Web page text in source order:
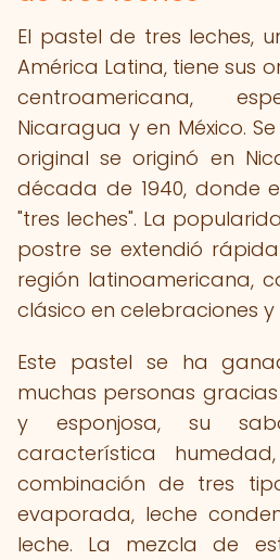
El pastel de tres leches,
América Latina, tiene sus
centroamericana,
Nicaragua y en México.
original se originó en
década de 1940, donde
"tres leches". La
postre se extendió
región latinoamericana,
clásico en celebraciones
Este pastel se ha
muchas personas
y esponjosa, su
característica
combinación de tres
evaporada, leche
leche. La mezcla de